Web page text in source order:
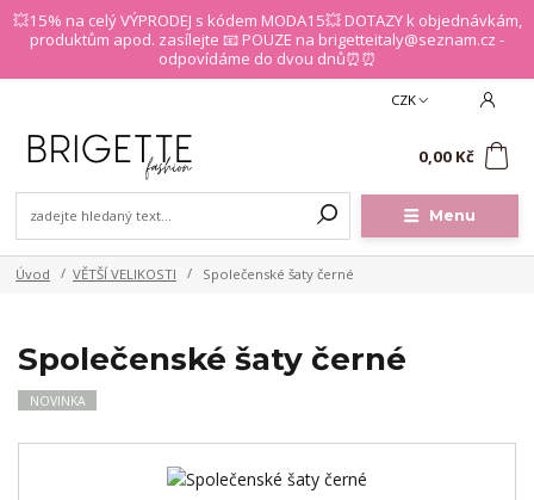
💥15% na celý VÝPRODEJ s kódem MODA15💥 DOTAZY k objednávkám,
produktům apod. zasílejte 📧 POUZE na brigetteitaly@seznam.cz -
odpovídáme do dvou dnů⏰⏰
Menu
CZK
0,00 Kč
Úvod VĚTŠÍ VELIKOSTI Společenské šaty černé
Společenské šaty černé
NOVINKA